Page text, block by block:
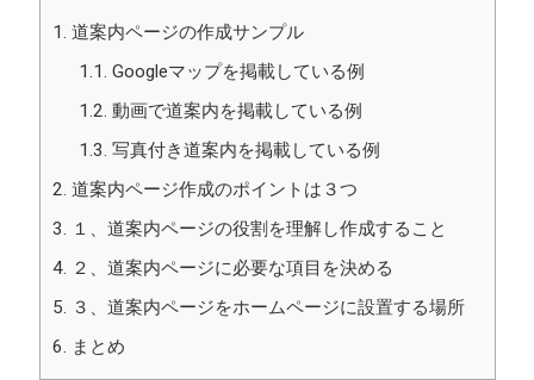
1. 道案内ページの作成サンプル
1.1. Googleマップを掲載している例
1.2. 動画で道案内を掲載している例
1.3. 写真付き道案内を掲載している例
2. 道案内ページ作成のポイントは３つ
3. １、道案内ページの役割を理解し作成すること
4. ２、道案内ページに必要な項目を決める
5. ３、道案内ページをホームページに設置する場所
6. まとめ